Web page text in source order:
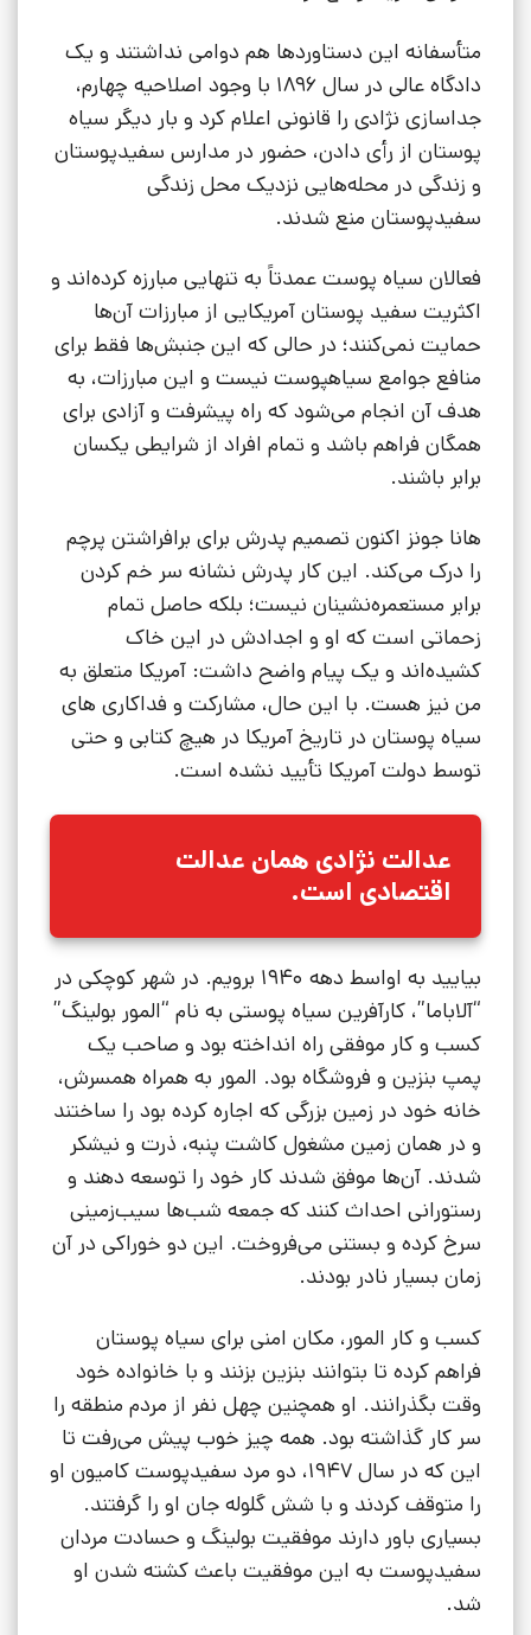
متأسفانه این دستاوردها هم دوامی نداشتند و یک
دادگاه عالی در سال 1896 با وجود اصلاحیه چهارم،
جداسازی نژادی را قانونی اعلام کرد و بار دیگر سیاه
پوستان از رأی دادن، حضور در مدارس سفیدپوستان
و زندگی در محله‌هایی نزدیک محل زندگی
سفیدپوستان منع شدند.
فعالان سیاه پوست عمدتاً به تنهایی مبارزه کرده‌اند و
اکثریت سفید پوستان آمریکایی از مبارزات آن‌ها
حمایت نمی‌کنند؛ در حالی که این جنبش‌ها فقط برای
منافع جوامع سیاهپوست نیست و این مبارزات، به
هدف آن انجام می‌شود که راه پیشرفت و آزادی برای
همگان فراهم باشد و تمام افراد از شرایطی یکسان
برابر باشند.
هانا جونز اکنون تصمیم پدرش برای برافراشتن پرچم
را درک می‌کند. این کار پدرش نشانه سر خم کردن
برابر مستعمره‌نشینان نیست؛ بلکه حاصل تمام
زحماتی است که او و اجدادش در این خاک
کشیده‌اند و یک پیام واضح داشت: آمریکا متعلق به
من نیز هست. با این حال، مشارکت و فداکاری های
سیاه پوستان در تاریخ آمریکا در هیچ کتابی و حتی
توسط دولت آمریکا تأیید نشده است.
عدالت نژادی همان عدالت
اقتصادی است.
بیایید به اواسط دهه 1940 برویم. در شهر کوچکی در
“آلاباما”، کارآفرین سیاه پوستی به نام “المور بولینگ”
کسب و کار موفقی راه انداخته بود و صاحب یک
پمپ بنزین و فروشگاه بود. المور به همراه همسرش،
خانه خود در زمین بزرگی که اجاره کرده بود را ساختند
و در همان زمین مشغول کاشت پنبه، ذرت و نیشکر
شدند. آن‌ها موفق شدند کار خود را توسعه دهند و
رستورانی احداث کنند که جمعه شب‌ها سیب‌زمینی
سرخ کرده و بستنی می‌فروخت. این دو خوراکی در آن
زمان بسیار نادر بودند.
کسب و کار المور، مکان امنی برای سیاه پوستان
فراهم کرده تا بتوانند بنزین بزنند و با خانواده خود
وقت بگذرانند. او همچنین چهل نفر از مردم منطقه را
سر کار گذاشته بود. همه چیز خوب پیش می‌رفت تا
این که در سال 1947، دو مرد سفیدپوست کامیون او
را متوقف کردند و با شش گلوله جان او را گرفتند.
بسیاری باور دارند موفقیت بولینگ و حسادت مردان
سفیدپوست به این موفقیت باعث کشته شدن او
شد.